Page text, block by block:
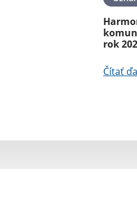
rok
Čítať